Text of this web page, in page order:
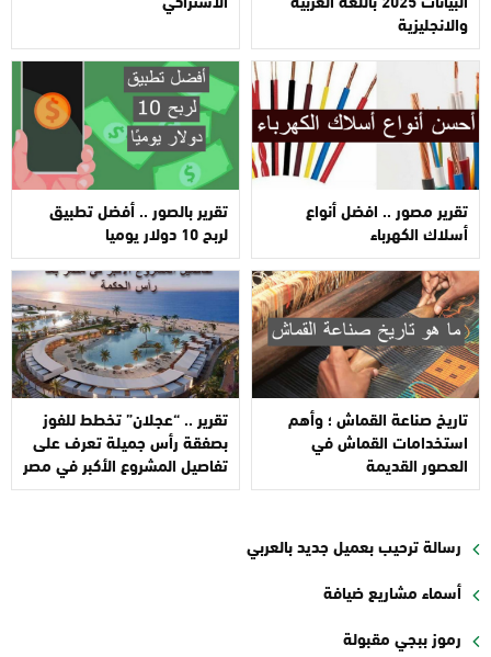
والانجليزية
تقرير مصور .. افضل أنواع
أسلاك الكهرباء
تقرير بالصور .. أفضل تطبيق
لربح 10 دولار يوميا
تاريخ صناعة القماش ؛ وأهم
استخدامات القماش في
العصور القديمة
تقرير .. “عجلان” تخطط للفوز
بصفقة رأس جميلة تعرف على
تفاصيل المشروع الأكبر في مصر
رسالة ترحيب بعميل جديد بالعربي
أسماء مشاريع ضيافة
رموز ببجي مقبولة